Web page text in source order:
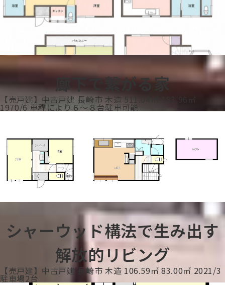
廊下で繋がる家
【売戸建】中古戸建 長崎市 木造 511.04㎡
1970/6 車種により６～８台駐車可能
シャーウッド構法で生み出す
解放的リビング
【売戸建】中古戸建 長崎市 木造 106.59㎡ 83.00㎡ 2021/3
駐車場2台